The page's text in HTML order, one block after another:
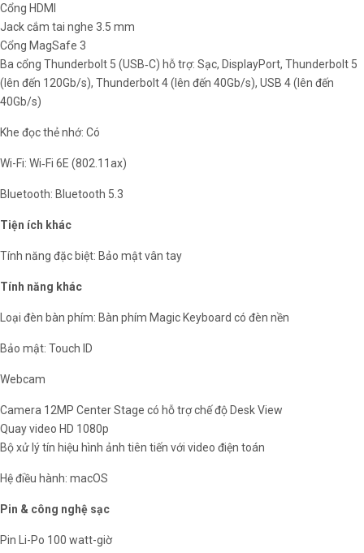
Cổng HDMI
Jack cắm tai nghe 3.5 mm
Cổng MagSafe 3
Ba cổng Thunderbolt 5 (USB‑C) hỗ trợ: Sạc, DisplayPort, Thunderbolt 5
(lên đến 120Gb/s), Thunderbolt 4 (lên đến 40Gb/s), USB 4 (lên đến
40Gb/s)
Khe đọc thẻ nhớ: Có
Wi-Fi: Wi‑Fi 6E (802.11ax)
Bluetooth: Bluetooth 5.3
Tiện ích khác
Tính năng đặc biệt: Bảo mật vân tay
Tính năng khác
Loại đèn bàn phím: Bàn phím Magic Keyboard có đèn nền
Bảo mật: Touch ID
Webcam
Camera 12MP Center Stage có hỗ trợ chế độ Desk View
Quay video HD 1080p
Bộ xử lý tín hiệu hình ảnh tiên tiến với video điện toán
Hệ điều hành: macOS
Pin & công nghệ sạc
Pin Li-Po 100 watt-giờ